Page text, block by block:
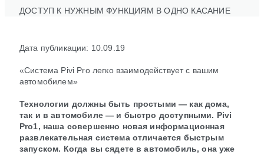
ДОСТУП К НУЖНЫМ ФУНКЦИЯМ В ОДНО КАСАНИЕ
Дата публикации: 10.09.19
«Система Pivi Pro легко взаимодействует с вашим
автомобилем»
Технологии должны быть простыми — как дома,
так и в автомобиле — и быстро доступными. Pivi
Pro1, наша совершенно новая информационная
развлекательная система отличается быстрым
запуском. Когда вы сядете в автомобиль, она уже